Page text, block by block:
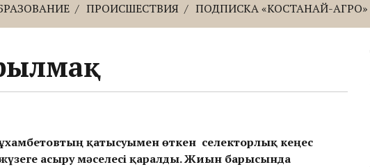
ПРОИСШЕСТВИЯ ПОДПИСКА «КОСТАНАЙ-АГРО»
қатысуымен өткен селекторлық кеңес
асыру мәселесі қаралды. Жиын барысында